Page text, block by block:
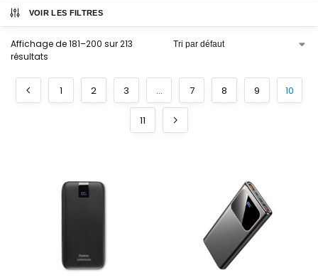
VOIR LES FILTRES
Affichage de 181–200 sur 213
résultats
1 2 3 … 7 8 9 10
11